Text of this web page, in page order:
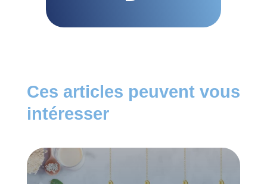
Ces articles peuvent vous
intéresser